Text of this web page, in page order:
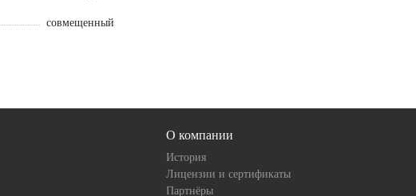
совмещенный
О компании
История
Лицензии и сертификаты
Партнёры